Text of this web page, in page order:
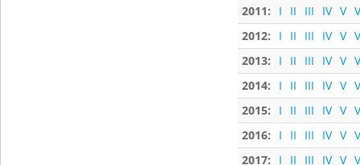
2011:
I II III IV V
2012:
I II III IV V
2013:
I II III IV V
2014:
I II III IV V
2015:
I II III IV V
2016:
I II III IV V
2017:
I II III IV V